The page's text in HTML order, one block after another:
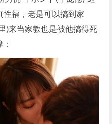
性福，老是可以搞到家
)来当家教也是被他搞得死